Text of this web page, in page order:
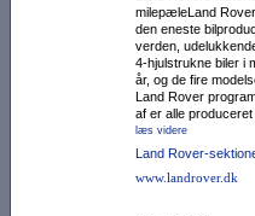
milepæleLand
den eneste
verden,
4-hjulstrukne biler i
år, og de fire
Land Rover
af er alle
læs videre
Land Rover-
www.landrover.dk